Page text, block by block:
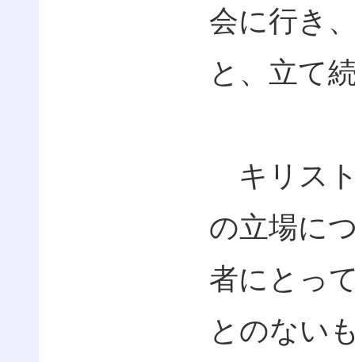
会に行き
と、立て
キリス
の立場に
者にとっ
とのない